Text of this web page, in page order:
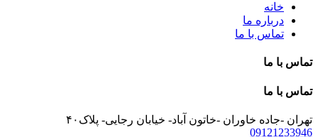
خانه
درباره ما
تماس با ما
تماس با ما
تماس با ما
تهران -جاده خاوران -خاتون آباد- خیابان رجایی- پلاک۴۰
09121233946